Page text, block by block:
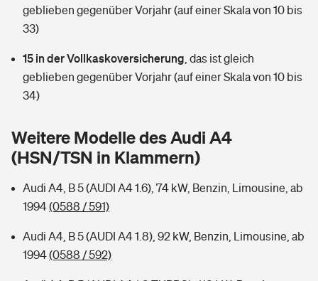
Sie haben Fragen?
Restkreditversicherung
Tools
Hochwasser-Check: Wie gefährdet ist Ihr Haus?
Sie haben Fragen?
Hundehalter-Haftpflicht
Handyversicherung
Private Cyberversicherung
Zur Übersicht
Tools
Wer versichert was: Jetzt Versicherer finden
Rentenrechner: Wie viel Geld bekomme ich im Alter?
geblieben gegenüber Vorjahr (auf einer Skala von 10 bis
33)
15 in der Vollkaskoversicherung das ist gleich
geblieben gegenüber Vorjahr (auf einer Skala von 10 bis
34)
Weitere Modelle des Audi A4
(HSN/TSN in Klammern)
Audi A4, B 5 (AUDI A4 1.6), 74 kW, Benzin, Limousine, ab
1994(0588 / 591)
Audi A4, B 5 (AUDI A4 1.8), 92 kW, Benzin, Limousine, ab
1994(0588 / 592)